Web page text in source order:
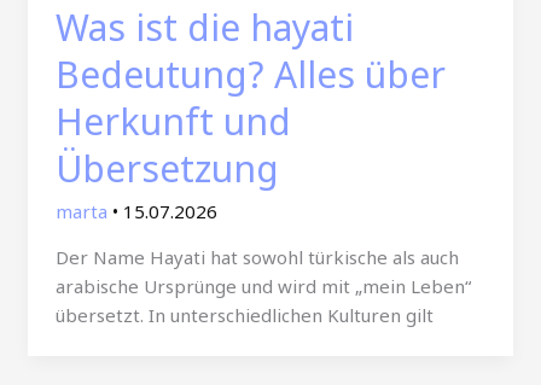
Was ist die hayati
Bedeutung? Alles über
Herkunft und
Übersetzung
marta • 15.07.2026
Der Name Hayati hat sowohl türkische als auch
arabische Ursprünge und wird mit „mein Leben“
übersetzt. In unterschiedlichen Kulturen gilt